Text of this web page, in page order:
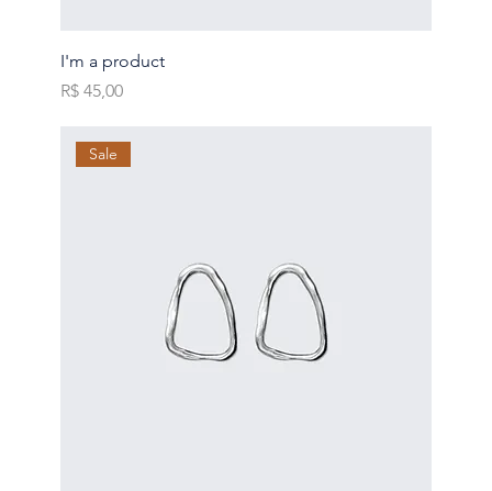
I'm a product
Preço
R$ 45,00
Sale